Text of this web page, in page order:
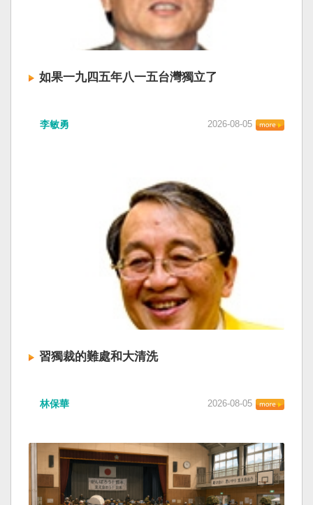
如果一九四五年八一五台灣獨立了
李敏勇 2026-08-05
習獨裁的難處和大清洗
林保華 2026-08-05